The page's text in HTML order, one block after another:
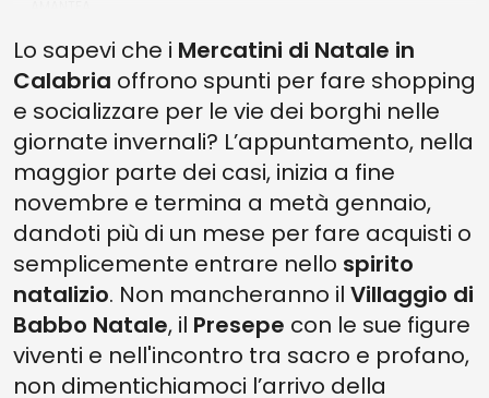
5. MERCATINO DI NATALE DI SOVERATO
4. MERCATINI DI NATALE A MONTALTO UFFUGO
3. MERCATINI DI NATALE IN CALABRIA: A CINQUEFRONDI, IL VILLAGGIO
DI NATALE
2. MERCATINO DI NATALE DI STILO
1. MERCATINI DI NATALE IN CALABRIA DI PRAIA A MARE
Lo sapevi che i Mercatini di Natale in
Calabria offrono spunti per fare shopping
e socializzare per le vie dei borghi nelle
giornate invernali? L’appuntamento, nella
maggior parte dei casi, inizia a fine
novembre e termina a metà gennaio,
dandoti più di un mese per fare acquisti o
semplicemente entrare nello spirito
natalizio. Non mancheranno il Villaggio di
Babbo Natale, il Presepe con le sue figure
viventi e nell'incontro tra sacro e profano,
non dimentichiamoci l’arrivo della